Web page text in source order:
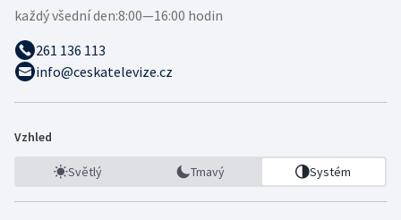
každý všední den:8:00—16:00 hodin
261 136 113
info@ceskatelevize.cz
Vzhled
Světlý Tmavý Systém